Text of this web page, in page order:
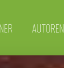
AUTOREN